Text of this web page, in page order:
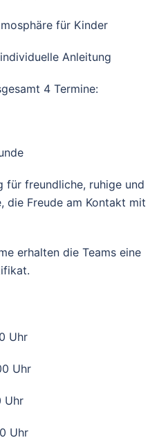
für Kinder
Anleitung
4 Termine:
für freundliche, ruhige und
die Freude am Kontakt mit
erhalten die Teams eine
Uhr
Uhr
Uhr
Uhr